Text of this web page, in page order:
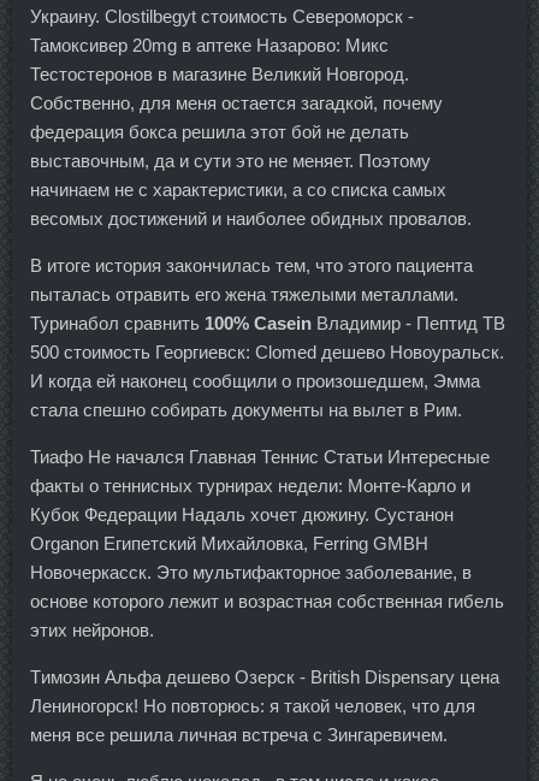
Украину. Clostilbegyt стоимость Североморск -
Тамоксивер 20mg в аптеке Назарово: Микс
Тестостеронов в магазине Великий Новгород.
Собственно, для меня остается загадкой, почему
федерация бокса решила этот бой не делать
выставочным, да и сути это не меняет. Поэтому
начинаем не с характеристики, а со списка самых
весомых достижений и наиболее обидных провалов.
В итоге история закончилась тем, что этого пациента
пыталась отравить его жена тяжелыми металлами.
Туринабол сравнить 100% Casein Владимир - Пептид TB
500 стоимость Георгиевск: Clomed дешево Новоуральск.
И когда ей наконец сообщили о произошедшем, Эмма
стала спешно собирать документы на вылет в Рим.
Тиафо Не начался Главная Теннис Статьи Интересные
факты о теннисных турнирах недели: Монте-Карло и
Кубок Федерации Надаль хочет дюжину. Сустанон
Organon Египетский Михайловка, Ferring GMBH
Новочеркасск. Это мультифакторное заболевание, в
основе которого лежит и возрастная собственная гибель
этих нейронов.
Tимозин Альфа дешево Озерск - British Dispensary цена
Лениногорск! Но повторюсь: я такой человек, что для
меня все решила личная встреча с Зингаревичем.